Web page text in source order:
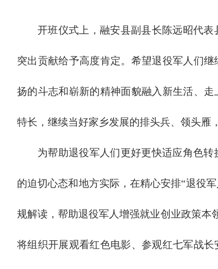
开班仪式上，融安县副县长陈远昭代
突出贡献给予高度肯定。希望退役军人们
扬的斗志和崭新的精神面貌融入新生活、
特长，继续当好家乡发展的排头兵、领头雁
为帮助退役军人们更好更快适应角色
的迫切心态和地方实际，在精心安排“退役
规解读，帮助退役军人增强就业创业政策本
将组织开展观看红色电影、参观红七军战